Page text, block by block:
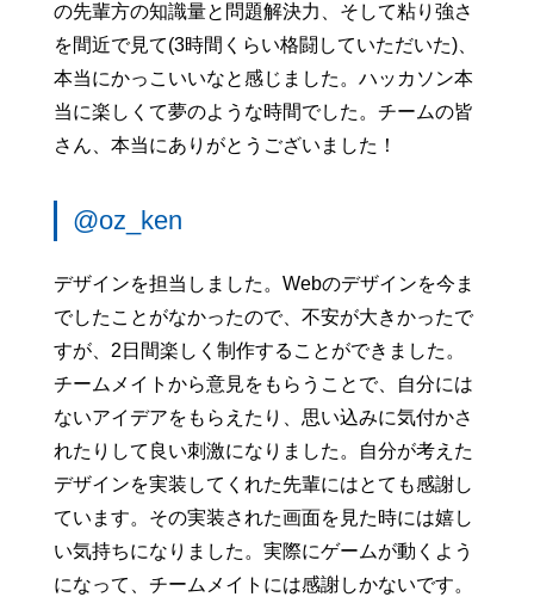
の先輩方の知識量と問題解決力、そして粘り強さ
を間近で見て(3時間くらい格闘していただいた)、
本当にかっこいいなと感じました。ハッカソン本
当に楽しくて夢のような時間でした。チームの皆
さん、本当にありがとうございました！
@oz_ken
デザインを担当しました。Webのデザインを今ま
でしたことがなかったので、不安が大きかったで
すが、2日間楽しく制作することができました。
チームメイトから意見をもらうことで、自分には
ないアイデアをもらえたり、思い込みに気付かさ
れたりして良い刺激になりました。自分が考えた
デザインを実装してくれた先輩にはとても感謝し
ています。その実装された画面を見た時には嬉し
い気持ちになりました。実際にゲームが動くよう
になって、チームメイトには感謝しかないです。